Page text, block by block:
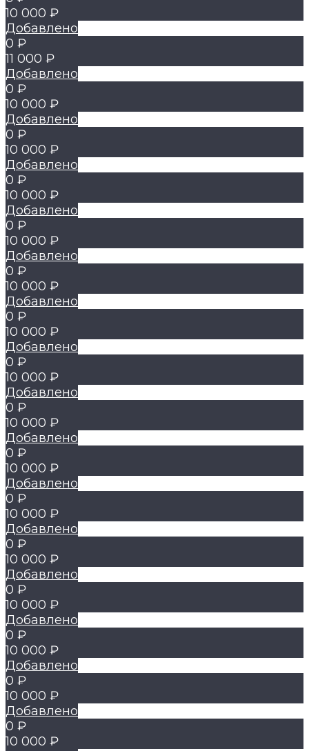
10 000 ₽
Добавлено
0 ₽
11 000 ₽
Добавлено
0 ₽
10 000 ₽
Добавлено
0 ₽
10 000 ₽
Добавлено
0 ₽
10 000 ₽
Добавлено
0 ₽
10 000 ₽
Добавлено
0 ₽
10 000 ₽
Добавлено
0 ₽
10 000 ₽
Добавлено
0 ₽
10 000 ₽
Добавлено
0 ₽
10 000 ₽
Добавлено
0 ₽
10 000 ₽
Добавлено
0 ₽
10 000 ₽
Добавлено
0 ₽
10 000 ₽
Добавлено
0 ₽
10 000 ₽
Добавлено
0 ₽
10 000 ₽
Добавлено
0 ₽
10 000 ₽
Добавлено
0 ₽
10 000 ₽